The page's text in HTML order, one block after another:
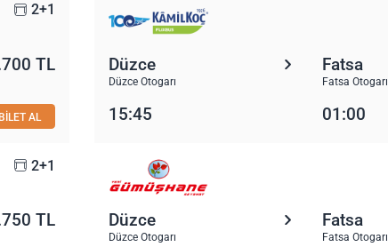
2+1
TL
AL
Düzce
Düzce Otogarı
Fatsa
Fatsa Otogarı
15:45 01:00
2+1
TL Düzce
Düzce Otogarı
Fatsa
Fatsa Otogarı